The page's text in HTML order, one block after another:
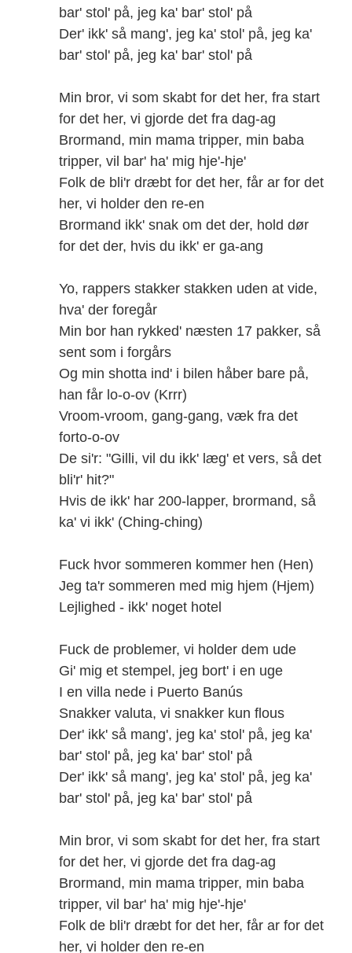
bar' stol' på, jeg ka' bar' stol' på
Der' ikk' så mang', jeg ka' stol' på, jeg ka'
bar' stol' på, jeg ka' bar' stol' på
Min bror, vi som skabt for det her, fra start
for det her, vi gjorde det fra dag-ag
Brormand, min mama tripper, min baba
tripper, vil bar' ha' mig hje'-hje'
Folk de bli'r dræbt for det her, får ar for det
her, vi holder den re-en
Brormand ikk' snak om det der, hold dør
for det der, hvis du ikk' er ga-ang
Yo, rappers stakker stakken uden at vide,
hva' der foregår
Min bor han rykked' næsten 17 pakker, så
sent som i forgårs
Og min shotta ind' i bilen håber bare på,
han får lo-o-ov (Krrr)
Vroom-vroom, gang-gang, væk fra det
forto-o-ov
De si'r: "Gilli, vil du ikk' læg' et vers, så det
bli'r' hit?"
Hvis de ikk' har 200-lapper, brormand, så
ka' vi ikk' (Ching-ching)
Fuck hvor sommeren kommer hen (Hen)
Jeg ta'r sommeren med mig hjem (Hjem)
Lejlighed - ikk' noget hotel
Fuck de problemer, vi holder dem ude
Gi' mig et stempel, jeg bort' i en uge
I en villa nede i Puerto Banús
Snakker valuta, vi snakker kun flous
Der' ikk' så mang', jeg ka' stol' på, jeg ka'
bar' stol' på, jeg ka' bar' stol' på
Der' ikk' så mang', jeg ka' stol' på, jeg ka'
bar' stol' på, jeg ka' bar' stol' på
Min bror, vi som skabt for det her, fra start
for det her, vi gjorde det fra dag-ag
Brormand, min mama tripper, min baba
tripper, vil bar' ha' mig hje'-hje'
Folk de bli'r dræbt for det her, får ar for det
her, vi holder den re-en